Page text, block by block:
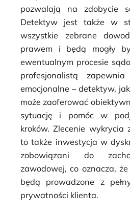
pozwalają na zdobycie
Detektyw jest także w
wszystkie zebrane
prawem i będą mogły
ewentualnym procesie
profesjonalistą
emocjonalne – detektyw,
może zaoferować
sytuację i pomóc w
kroków. Zlecenie wykrycia
to także inwestycja w
zobowiązani do
zawodowej, co oznacza,
będą prowadzone z
prywatności klienta.